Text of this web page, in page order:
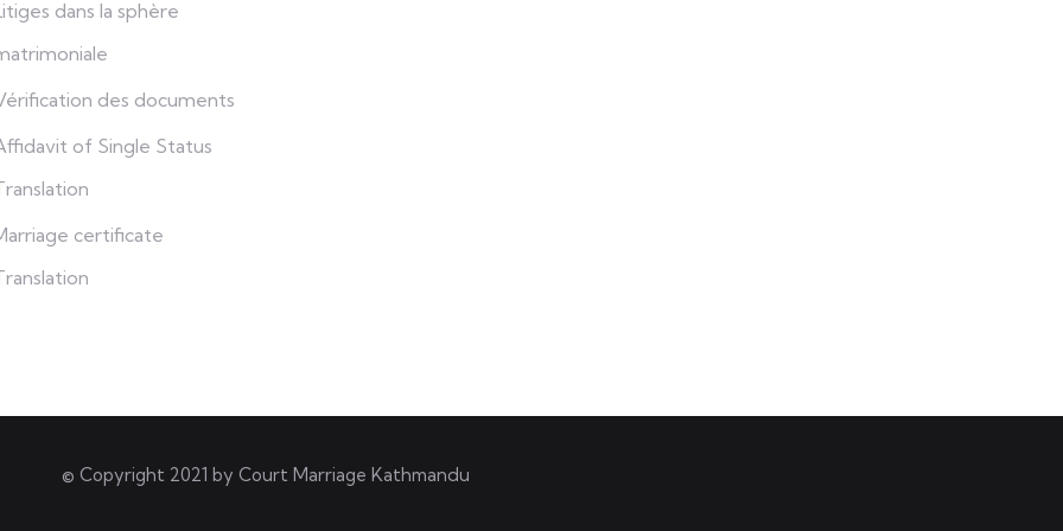
dans la sphère
des documents
of Single Status
certificate
© Copyright 2021 by Court Marriage Kathmandu